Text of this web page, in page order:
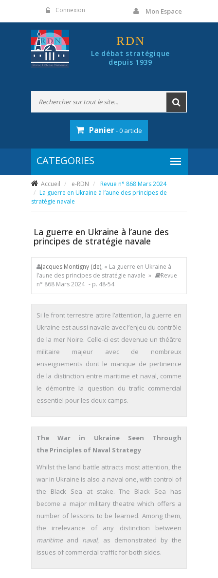
Connexion Mon Espace
RDN
Le débat stratégique
depuis 1939
Panier- 0 article
Accueil e-RDN
Revue n° 868 Mars 2024
La guerre en Ukraine à l’aune des principes de
stratégie navale
La guerre en Ukraine à l’aune des
principes de stratégie navale
Jacques Montigny (de), « La guerre en Ukraine à
l’aune des principes de stratégie navale »
Revue
n° 868 Mars 2024 - p. 48-54
Si le front terrestre attire l’attention, la guerre en
Ukraine est aussi navale avec l’enjeu du contrôle
de la mer Noire. Celle-ci est devenue un théâtre
militaire majeur avec de nombreux
enseignements dont le manque de pertinence
de la distinction entre maritime et naval, comme
le démontre la question du trafic commercial
essentiel pour les deux camps.
The War in Ukraine Seen Through
the Principles of Naval Strategy
Whilst the land battle attracts most attention, the
war in Ukraine is also a naval one, with control of
the Black Sea at stake. The Black Sea has
become a major military theatre which offers a
number of lessons to be learned. Among them,
the irrelevance of any distinction between
maritimeand naval, as demonstrated by the
issues of commercial traffic for both sides.